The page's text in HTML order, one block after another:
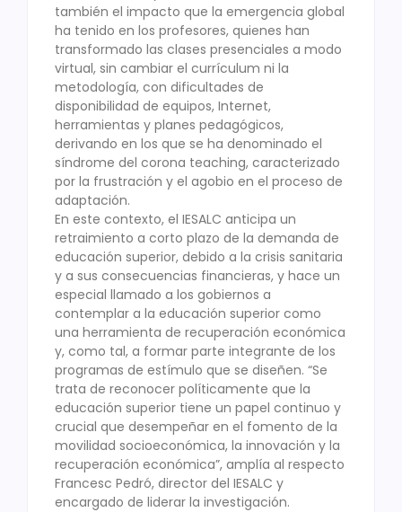
también el impacto que la emergencia global
ha tenido en los profesores, quienes han
transformado las clases presenciales a modo
virtual, sin cambiar el currículum ni la
metodología, con dificultades de
disponibilidad de equipos, Internet,
herramientas y planes pedagógicos,
derivando en los que se ha denominado el
síndrome del corona teaching, caracterizado
por la frustración y el agobio en el proceso de
adaptación.
En este contexto, el IESALC anticipa un
retraimiento a corto plazo de la demanda de
educación superior, debido a la crisis sanitaria
y a sus consecuencias financieras, y hace un
especial llamado a los gobiernos a
contemplar a la educación superior como
una herramienta de recuperación económica
y, como tal, a formar parte integrante de los
programas de estímulo que se diseñen. “Se
trata de reconocer políticamente que la
educación superior tiene un papel continuo y
crucial que desempeñar en el fomento de la
movilidad socioeconómica, la innovación y la
recuperación económica”, amplía al respecto
Francesc Pedró, director del IESALC y
encargado de liderar la investigación.